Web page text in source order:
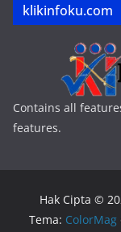
klikinfoku.com
Contains all
features.
Hak Cipta ©
Tema: ColorMag